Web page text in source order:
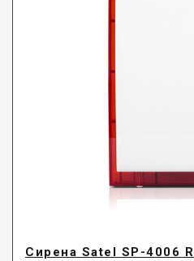
Сирена Satel SP-4006 R